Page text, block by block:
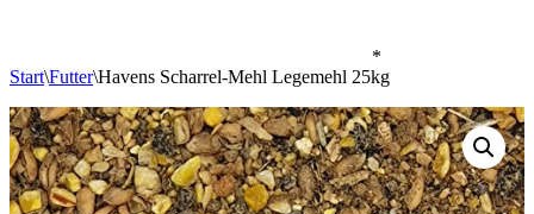
*
Start\Futter\Havens Scharrel-Mehl Legemehl 25kg